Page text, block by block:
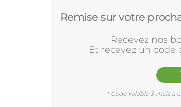
Remise sur votre
Recevez nos
Et recevez un
* Code valable 3 mois à